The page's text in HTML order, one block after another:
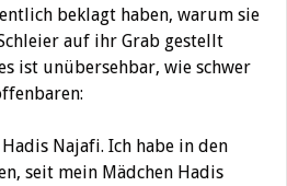
beklagt haben, warum sie
auf ihr Grab gestellt
ist unübersehbar, wie schwer
Najafi. Ich habe in den
seit mein Mädchen Hadis